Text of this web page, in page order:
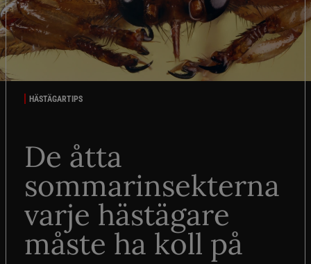
HÄSTÄGARTIPS
De åtta
sommarinsekterna
varje hästägare
måste ha koll på